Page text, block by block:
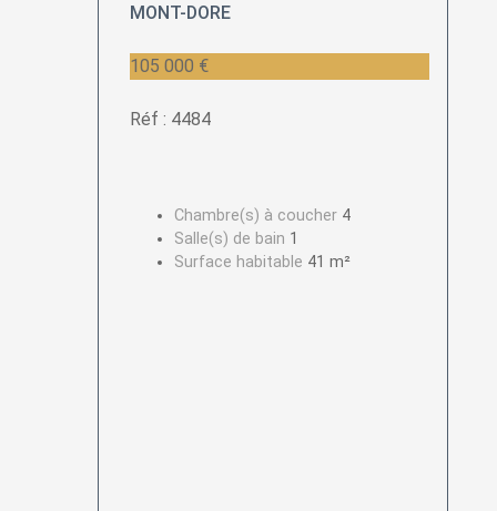
MONT-DORE
105 000 €
Réf : 4484
Chambre(s) à coucher 4
Salle(s) de bain 1
Surface habitable 41 m²